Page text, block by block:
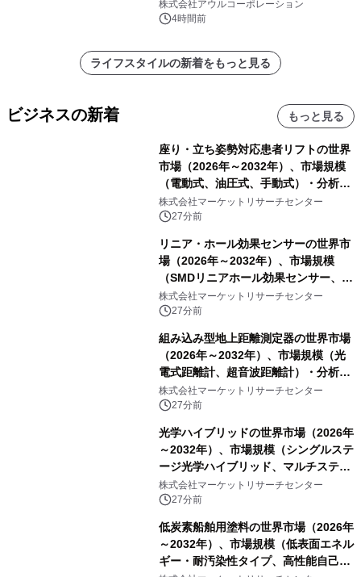
苑 別邸ふうか」ー
株式会社アウルコーポレーション
4時間前
ライフスタイルの新着をもっと見る
ビジネスの新着 もっと見る
座り・立ち姿勢対応患者リフトの世界
市場（2026年～2032年）、市場規模
（電動式、油圧式、手動式）・分析レ
ポートを発表
株式会社マーケットリサーチセンター
27分前
リニア・ホール効果センサーの世界市
場（2026年～2032年）、市場規模
（SMDリニアホール効果センサー、
THTリニアホール効果センサー）・分
析レポートを発表
株式会社マーケットリサーチセンター
27分前
組み込み型地上距離測定器の世界市場
（2026年～2032年）、市場規模（光
電式距離計、超音波距離計）・分析レ
ポートを発表
株式会社マーケットリサーチセンター
27分前
光学ハイブリッドの世界市場（2026年
～2032年）、市場規模（シングルステ
ージ光学ハイブリッド、マルチステー
ジ光学ハイブリッド）・分析レポート
を発表
株式会社マーケットリサーチセンター
27分前
低炭素船舶用塗料の世界市場（2026年
～2032年）、市場規模（低表面エネル
ギー・耐汚染性タイプ、高性能自己研